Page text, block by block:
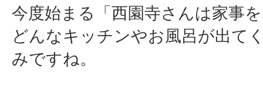
今度始まる「西園寺さんは家事
どんなキッチンやお風呂が出て
みですね。